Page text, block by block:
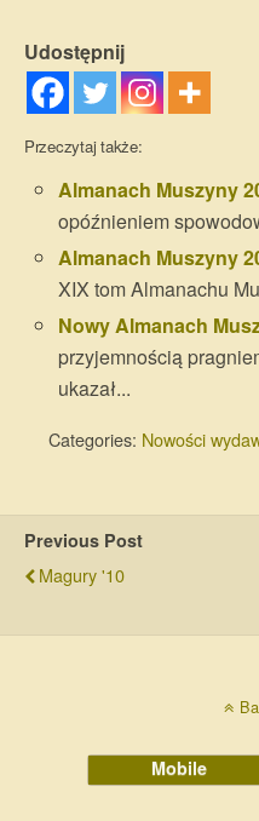
Udostępnij
Przeczytaj także:
Almanach Muszyny
opóźnieniem
Almanach Muszyny
XIX tom Almanachu
Nowy Almanach
przyjemnością
ukazał...
Categories: Nowości
Previous Post
Magury '10
Mobile